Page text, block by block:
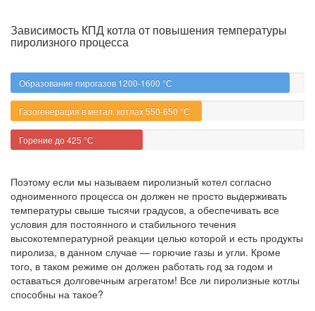
Зависимость КПД котла от повышения температуры
пиролизного процесса
Образование пирогазов 1200-1600 °С
Газогенерация в метал. котлах 550-650 °С
Горение до 425 °С
Поэтому если мы называем пиролизный котел согласно
одноименного процесса он должен не просто выдерживать
температуры свыше тысячи градусов, а обеспечивать все
условия для постоянного и стабильного течения
высокотемпературной реакции целью которой и есть продукты
пиролиза, в данном случае — горючие газы и угли. Кроме
того, в таком режиме он должен работать год за годом и
оставаться долговечным агрегатом! Все ли пиролизные котлы
способны на такое?